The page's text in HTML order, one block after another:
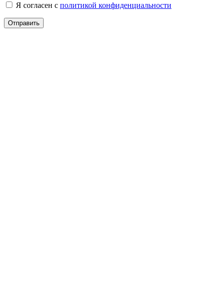
Я согласен с политикой конфиденциальности
Отправить